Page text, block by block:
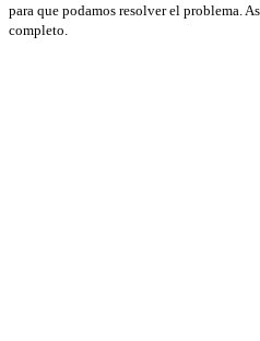
para que podamos resolver el problema.
completo.